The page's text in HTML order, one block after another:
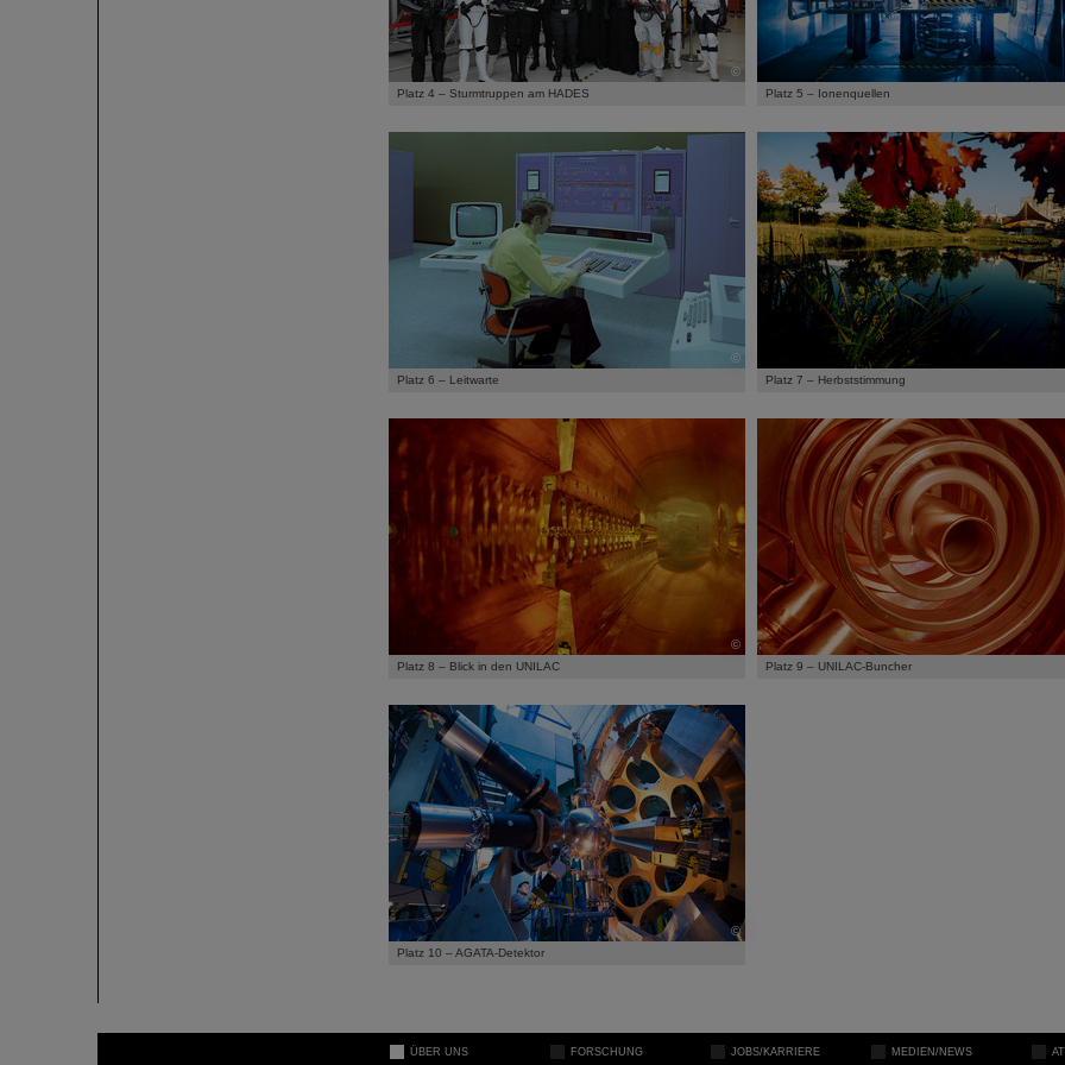
©
Platz 4 – Sturmtruppen am HADES Platz 5 – Ionenquellen
©
Platz 6 – Leitwarte Platz 7 – Herbststimmung
©
Platz 8 – Blick in den UNILAC Platz 9 – UNILAC-Buncher
©
Platz 10 – AGATA-Detektor
ÜBER UNS FORSCHUNG JOBS/KARRIERE MEDIEN/NEWS